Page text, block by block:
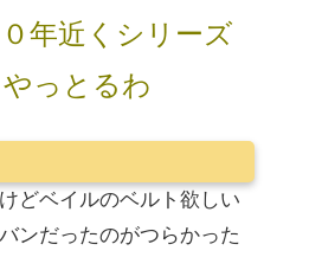
年近くシリーズ
っとるわ
どベイルのベルト欲しい
ンだったのがつらかった